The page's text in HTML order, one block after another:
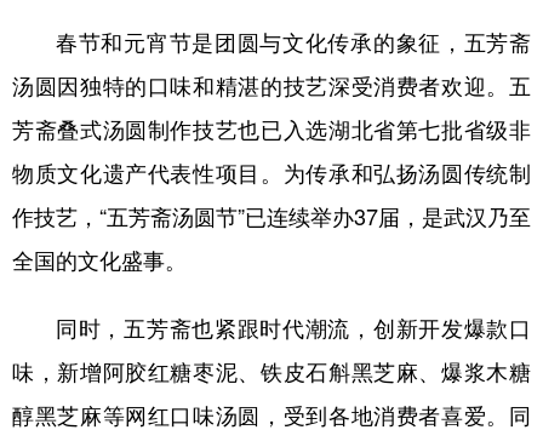
春节和元宵节是团圆与文化传承的象征，五芳斋
汤圆因独特的口味和精湛的技艺深受消费者欢迎。五
芳斋叠式汤圆制作技艺也已入选湖北省第七批省级非
物质文化遗产代表性项目。为传承和弘扬汤圆传统制
作技艺，“五芳斋汤圆节”已连续举办37届，是武汉乃至
全国的文化盛事。
同时，五芳斋也紧跟时代潮流，创新开发爆款口
味，新增阿胶红糖枣泥、铁皮石斛黑芝麻、爆浆木糖
醇黑芝麻等网红口味汤圆，受到各地消费者喜爱。同